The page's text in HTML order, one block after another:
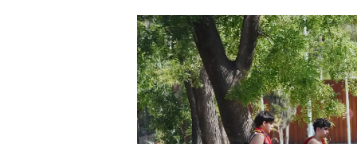
Arte y cultura
Economía y campo